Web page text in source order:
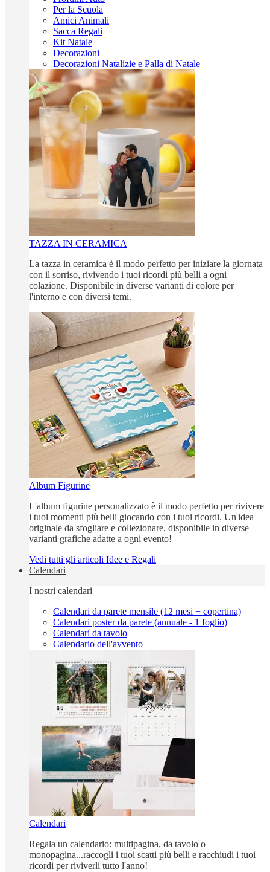
Per la Scuola
Amici Animali
Sacca Regali
Kit Natale
Decorazioni
Decorazioni Natalizie e Palla di Natale
TAZZA IN CERAMICA
La tazza in ceramica è il modo perfetto per iniziare la giornata
con il sorriso, rivivendo i tuoi ricordi più belli a ogni
colazione. Disponibile in diverse varianti di colore per
l'interno e con diversi temi.
Album Figurine
L'album figurine personalizzato è il modo perfetto per rivivere
i tuoi momenti più belli giocando con i tuoi ricordi. Un'idea
originale da sfogliare e collezionare, disponibile in diverse
varianti grafiche adatte a ogni evento!
Vedi tutti gli articoli Idee e Regali
Calendari
I nostri calendari
Calendari da parete mensile (12 mesi + copertina)
Calendari poster da parete (annuale - 1 foglio)
Calendari da tavolo
Calendario dell'avvento
Calendari
Regala un calendario: multipagina, da tavolo o
monopagina...raccogli i tuoi scatti più belli e racchiudi i tuoi
ricordi per riviverli tutto l'anno!